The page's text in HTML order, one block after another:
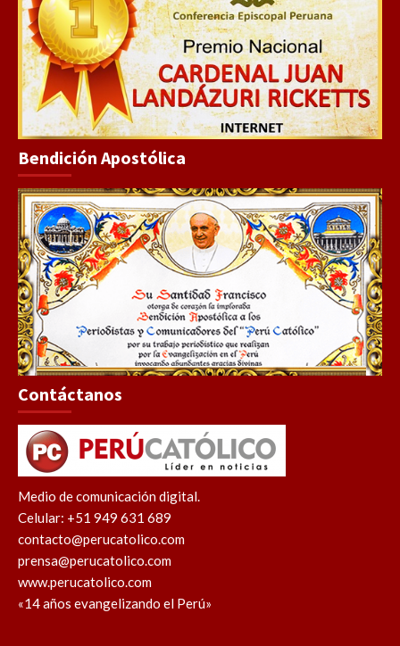
Bendición Apostólica
Contáctanos
Medio de comunicación digital.
Celular: +51 949 631 689
contacto@perucatolico.com
prensa@perucatolico.com
www.perucatolico.com
«14 años evangelizando el Perú»